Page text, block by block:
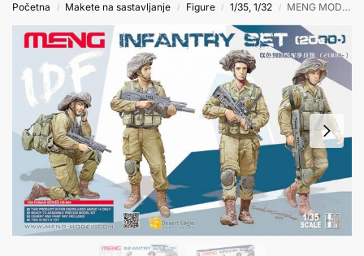
Početna / Makete na sastavljanje / Figure / 1/35, 1/32 / MENG MODEL 1/35 IDF Infantry Set (2000-)